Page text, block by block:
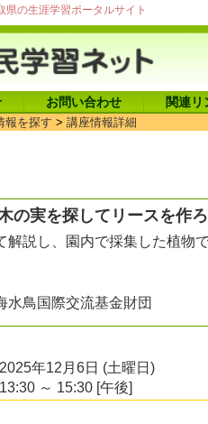
県の生涯学習ポータルサイト
お問い合わせ 関連リ
報を探す > 講座情報詳細
の実を探してリースを作
解説し、園内で採集した植物
鳥国際交流基金財団
2025年12月6日 (土曜日)
13:30 ～ 15:30 [午後]